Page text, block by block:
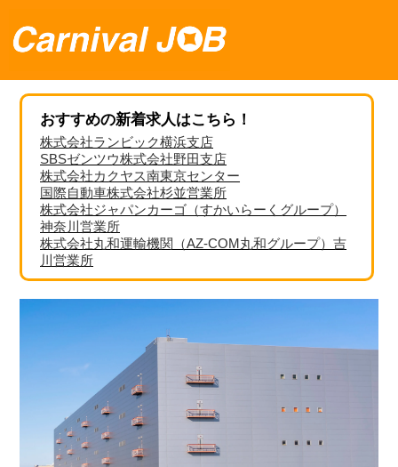
おすすめの新着求人はこちら！
株式会社ランビック横浜支店
SBSゼンツウ株式会社野田支店
株式会社カクヤス南東京センター
国際自動車株式会社杉並営業所
株式会社ジャパンカーゴ（すかいらーくグループ）
神奈川営業所
株式会社丸和運輸機関（AZ-COM丸和グループ）吉
川営業所